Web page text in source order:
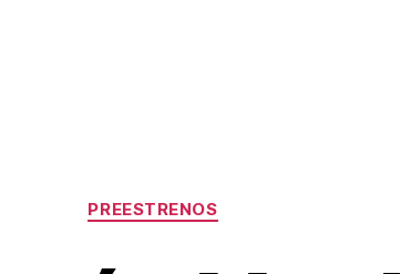
Categorías
PREESTRENOS